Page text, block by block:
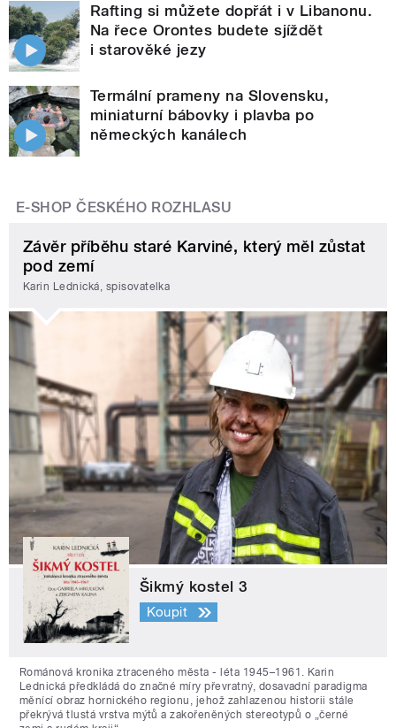
Rafting si můžete dopřát i v Libanonu.
Na řece Orontes budete sjíždět
i starověké jezy
Termální prameny na Slovensku,
miniaturní bábovky i plavba po
německých kanálech
E-SHOP ČESKÉHO ROZHLASU
Závěr příběhu staré Karviné, který měl zůstat
pod zemí
Karin Lednická, spisovatelka
Šikmý kostel 3
Koupit
Románová kronika ztraceného města - léta 1945–1961. Karin
Lednická předkládá do značné míry převratný, dosavadní paradigma
měnící obraz hornického regionu, jehož zahlazenou historii stále
překrývá tlustá vrstva mýtů a zakořeněných stereotypů o „černé